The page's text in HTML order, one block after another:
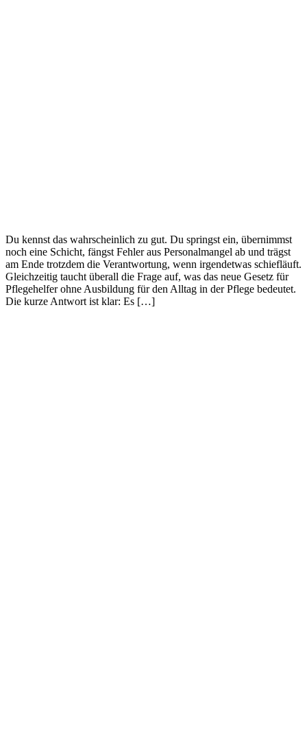
Du kennst das wahrscheinlich zu gut. Du springst ein, übernimmst
noch eine Schicht, fängst Fehler aus Personalmangel ab und trägst
am Ende trotzdem die Verantwortung, wenn irgendetwas schiefläuft.
Gleichzeitig taucht überall die Frage auf, was das neue Gesetz für
Pflegehelfer ohne Ausbildung für den Alltag in der Pflege bedeutet.
Die kurze Antwort ist klar: Es […]